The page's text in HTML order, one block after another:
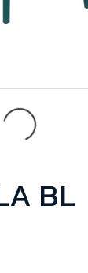
BL